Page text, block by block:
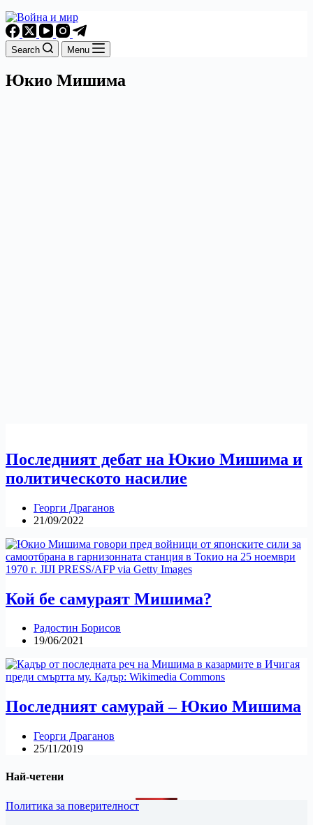
Search Menu
Юкио Мишима
Последният дебат на Юкио Мишима и
политическото насилие
Георги Драганов
21/09/2022
Кой бе самураят Мишима?
Радостин Борисов
19/06/2021
Последният самурай – Юкио Мишима
Георги Драганов
25/11/2019
Най-четени
Политика за поверителност